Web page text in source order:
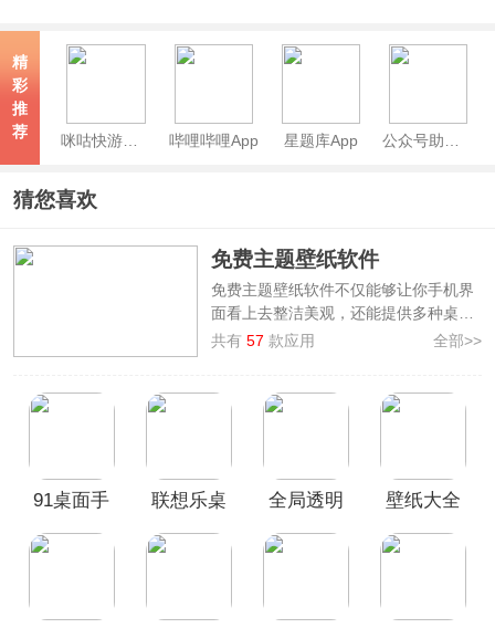
精
彩
推
荐
咪咕快游官方正版 哔哩哔哩App 星题库App
猜您喜欢
免费主题壁纸软件
免费主题壁纸软件不仅能够让你手机界
面看上去整洁美观，还能提供多种桌面
小工具为您提供便利。海量主题壁纸选
作了
主题壁纸app大全 ，其中汇集了
主
手机主题壁纸软件，这些软件提供的壁
纸资源超级丰富，拥有动物、科技、人
是动态壁纸，用户都可以随意挑选。
共有57 款应用 全部>>
91桌面手
联想乐桌
全局透明
壁纸大全